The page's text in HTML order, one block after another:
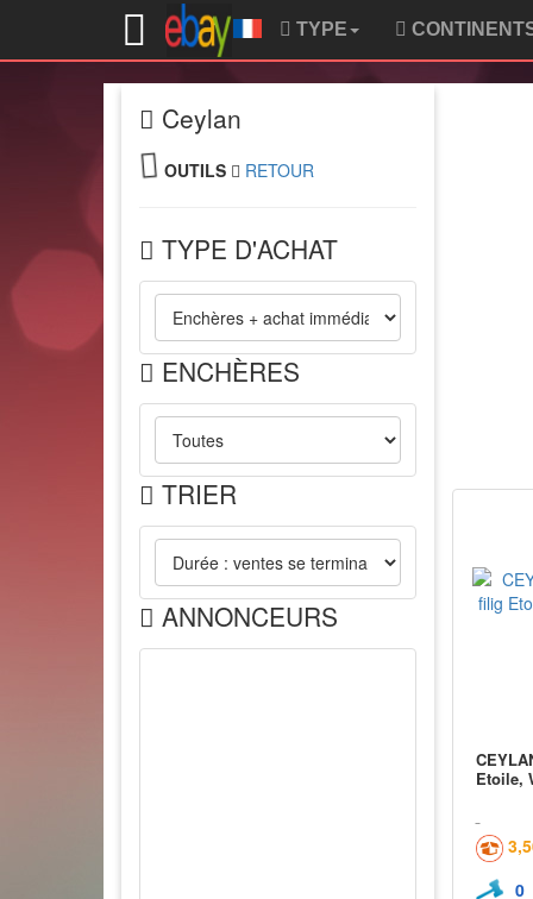
TYPE
Ceylan
OUTILS RETOUR
TYPE D'ACHAT
ENCHÈRES
TRIER
ANNONCEURS
Etoile,
0